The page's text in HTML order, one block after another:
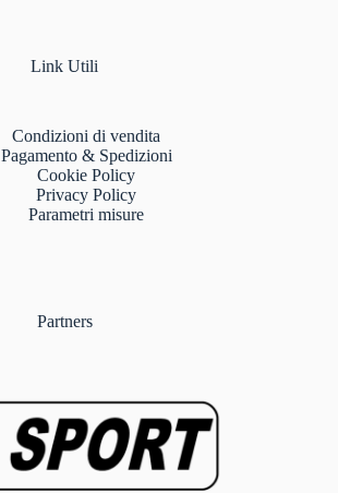
Link Utili
Condizioni di vendita
Pagamento & Spedizioni
Cookie Policy
Privacy Policy
Parametri misure
Partners